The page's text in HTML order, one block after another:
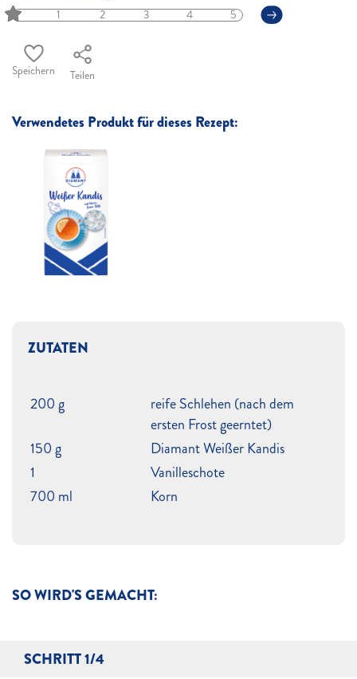
1 2 3 4 5
Speichern Teilen
Verwendetes Produkt für dieses Rezept:
SO WIRD'S GEMACHT:
SCHRITT 1/4
ZUTATEN
200 g
reife Schlehen (nach dem
ersten Frost geerntet)
150 g
Diamant Weißer Kandis
1
Vanilleschote
700 ml
Korn